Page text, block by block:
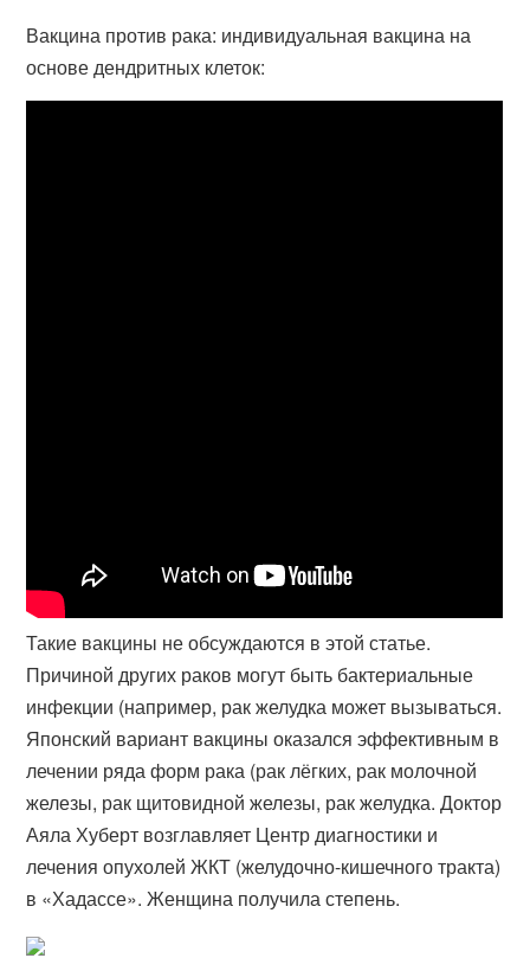
Вакцина против рака: индивидуальная вакцина на
основе дендритных клеток:
Такие вакцины не обсуждаются в этой статье.
Причиной других раков могут быть бактериальные
инфекции (например, рак желудка может вызываться.
Японский вариант вакцины оказался эффективным в
лечении ряда форм рака (рак лёгких, рак молочной
железы, рак щитовидной железы, рак желудка. Доктор
Аяла Хуберт возглавляет Центр диагностики и
лечения опухолей ЖКТ (желудочно-кишечного тракта)
в «Хадассе». Женщина получила степень.